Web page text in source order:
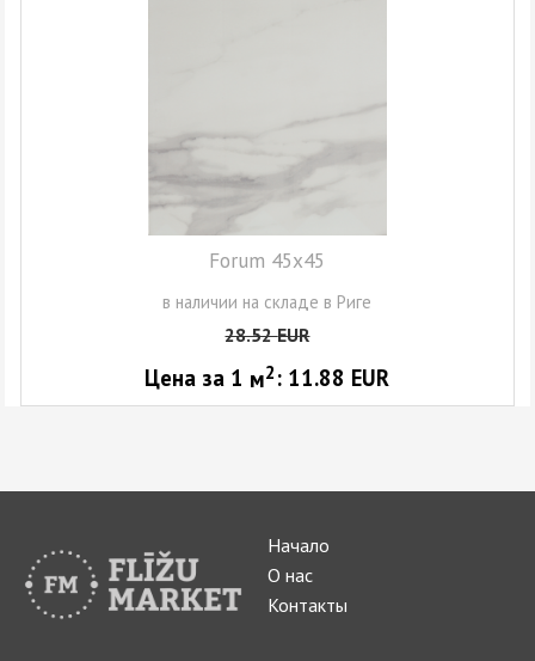
Forum 45x45
в наличии на складе в Риге
28.52EUR
Цена за 1 м2 : 11.88 EUR
Начало
О нас
Контакты